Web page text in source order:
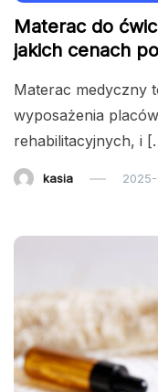
Materac do
jakich cenach
Materac medyczny
wyposażenia
rehabilitacyjnych, i
kasia